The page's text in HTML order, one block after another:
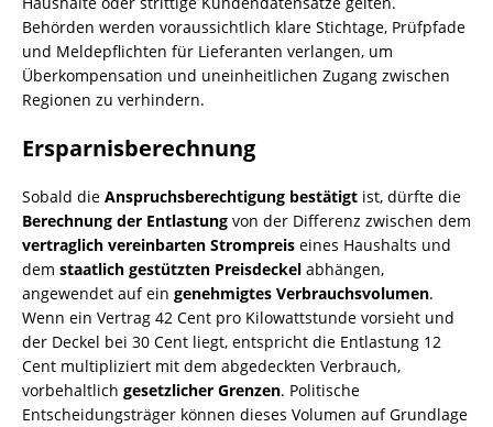
Behörden werden voraussichtlich klare Stichtage, Prüfpfade
und Meldepflichten für Lieferanten verlangen, um
Überkompensation und uneinheitlichen Zugang zwischen
Regionen zu verhindern.
Ersparnisberechnung
Sobald die Anspruchsberechtigung bestätigt ist, dürfte die
Berechnung der Entlastung von der Differenz zwischen dem
vertraglich vereinbarten Strompreis eines Haushalts und
dem staatlich gestützten Preisdeckel abhängen,
angewendet auf ein genehmigtes Verbrauchsvolumen.
Wenn ein Vertrag 42 Cent pro Kilowattstunde vorsieht und
der Deckel bei 30 Cent liegt, entspricht die Entlastung 12
Cent multipliziert mit dem abgedeckten Verbrauch,
vorbehaltlich gesetzlicher Grenzen. Politische
Entscheidungsträger können dieses Volumen auf Grundlage